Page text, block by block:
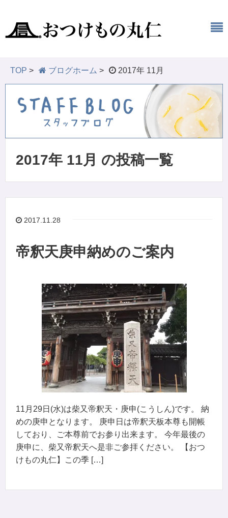
TOP > ブログホーム > 2017年 11月
2017年 11月 の投稿一覧
2017.11.28
帝釈天庚申納めのご案内
11月29日(水)は柴又帝釈天・庚申(こうしん)です。 納
めの庚申となります。 庚申日は帝釈天板本尊も開帳
しており、ご本尊前でお参り出来ます。 今年最後の
庚申に、柴又帝釈天へ是非ご参拝ください。 【おつ
けもの丸仁】この季 […]